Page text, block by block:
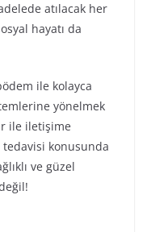
atılacak her
hayatı da
ile kolayca
yönelmek
ile iletişime
konusunda
ve güzel